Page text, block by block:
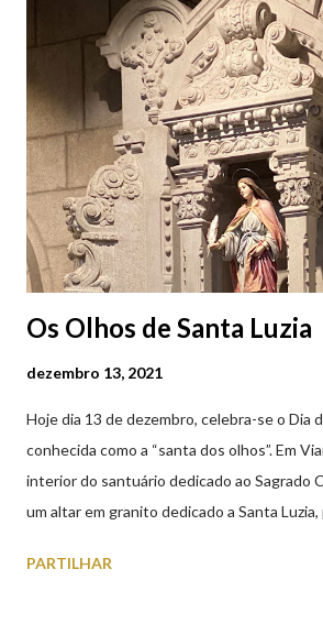
(2019.10.25) Feira Semanal em Viana do
Feira Semanal em Viana do Castelo
em Viana do Castelo (2019.10.25) Feira
Castelo (2019.10.25) Feira Semanal em
(2019.10.25)
Os Olhos de Santa Luzia
dezembro 13, 2021
Hoje dia 13 de dezembro, celebra-se o Dia
conhecida como a “santa dos olhos”. Em
interior do santuário dedicado ao Sagrado
um altar em granito dedicado a Santa
uma capela dedicada a Santa Luzia
PARTILHAR